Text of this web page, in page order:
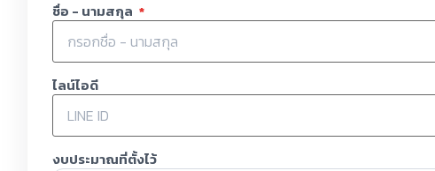
ชื่อ - นามสกุล *
ไลน์ไอดี
งบประมาณที่ตั้งไว้